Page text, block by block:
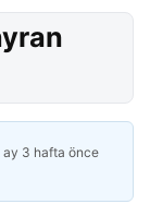
ay 3 hafta önce